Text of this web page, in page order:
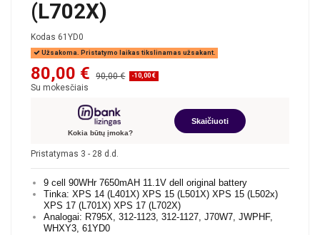
(L702X)
Kodas 61YD0
Užsakoma. Pristatymo laikas tikslinamas užsakant.
80,00 € 90,00 € -10,00 €
Su mokesčiais
Kokia būtų įmoka?
Skaičiuoti
Pristatymas 3 - 28 d.d.
9 cell 90WHr 7650mAH 11.1V dell original battery
Tinka: XPS 14 (L401X) XPS 15 (L501X) XPS 15 (L502x)
XPS 17 (L701X) XPS 17 (L702X)
Analogai: R795X, 312-1123, 312-1127, J70W7, JWPHF,
WHXY3, 61YD0